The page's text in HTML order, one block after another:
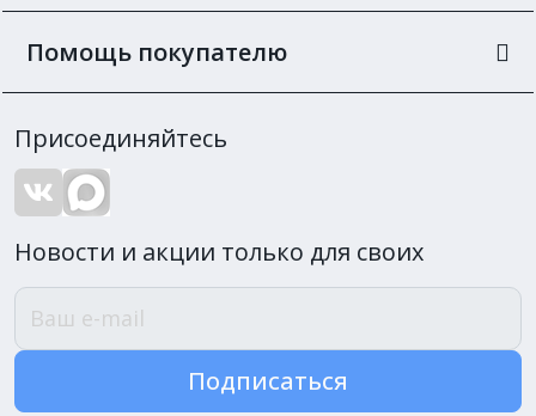
Помощь покупателю
Присоединяйтесь
Новости и акции только для своих
Подписаться